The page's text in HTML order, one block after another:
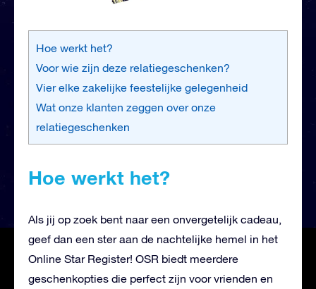
Hoe werkt het?
Voor wie zijn deze relatiegeschenken?
Vier elke zakelijke feestelijke gelegenheid
Wat onze klanten zeggen over onze
relatiegeschenken
Hoe werkt het?
Als jij op zoek bent naar een onvergetelijk cadeau,
geef dan een ster aan de nachtelijke hemel in het
Online Star Register! OSR biedt meerdere
geschenkopties die perfect zijn voor vrienden en